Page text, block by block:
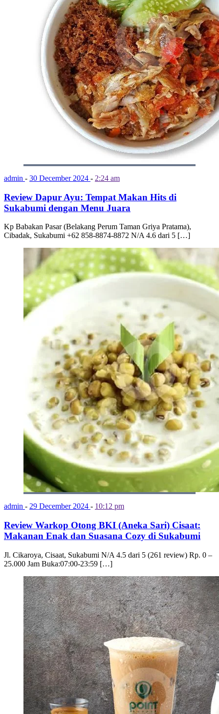
admin - 30 December 2024 - 2:24 am
Review Dapur Ayu: Tempat Makan Hits di
Sukabumi dengan Menu Juara
Kp Babakan Pasar (Belakang Perum Taman Griya Pratama),
Cibadak, Sukabumi +62 858-8874-8872 N/A 4.6 dari 5 […]
admin - 29 December 2024 - 10:12 pm
Review Warkop Otong BKI (Aneka Sari) Cisaat:
Makanan Enak dan Suasana Cozy di Sukabumi
Jl. Cikaroya, Cisaat, Sukabumi N/A 4.5 dari 5 (261 review) Rp. 0 –
25.000 Jam Buka:07:00-23:59 […]